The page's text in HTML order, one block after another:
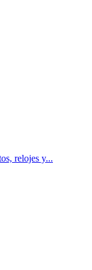
relojes y...